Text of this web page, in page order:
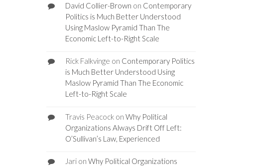
David Collier-Brown on Contemporary
Politics is Much Better Understood
Using Maslow Pyramid Than The
Economic Left-to-Right Scale
Rick Falkvinge on Contemporary Politics
is Much Better Understood Using
Maslow Pyramid Than The Economic
Left-to-Right Scale
Travis Peacockon Why Political
Organizations Always Drift Off Left:
O’Sullivan’s Law, Experienced
Jarion Why Political Organizations